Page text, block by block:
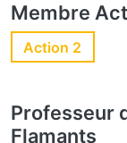
Membre
Action 2
Professeur
Flamants